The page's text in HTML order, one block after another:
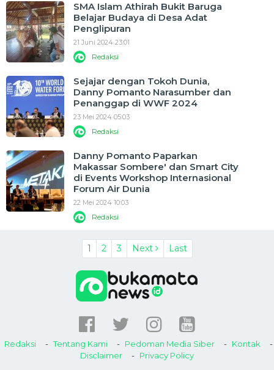
SMA Islam Athirah Bukit Baruga
Belajar Budaya di Desa Adat
Penglipuran
21 Juni 2024 23:01
Redaksi
Sejajar dengan Tokoh Dunia,
Danny Pomanto Narasumber dan
Penanggap di WWF 2024
23 Mei 2024 05:03
Redaksi
Danny Pomanto Paparkan
Makassar Sombere' dan Smart City
di Events Workshop Internasional
Forum Air Dunia
22 Mei 2024 10:03
Redaksi
1 2 3 Next Last
Redaksi Tentang Kami Pedoman Media Siber
Kontak
Disclaimer
Privacy Policy